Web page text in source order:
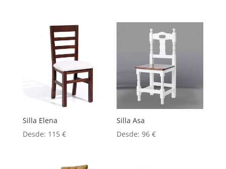
Silla Elena
Desde: 115 €
Silla Asa
Desde:96€